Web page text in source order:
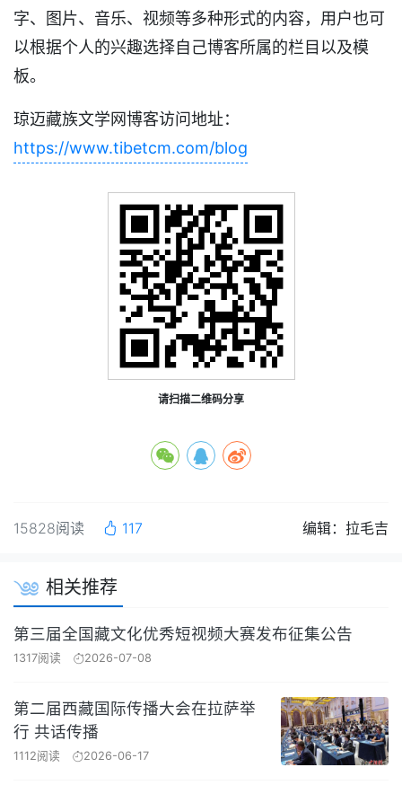
字、图片、音乐、视频等多种形式的内容，用户也可
以根据个人的兴趣选择自己博客所属的栏目以及模
板。
琼迈藏族文学网博客访问地址：
https://www.tibetcm.com/blog
请扫描二维码分享
15828阅读 117 编辑：拉毛吉
相关推荐
第三届全国藏文化优秀短视频大赛发布征集公告
1317阅读 2026-07-08
第二届西藏国际传播大会在拉萨举
行 共话传播
1112阅读 2026-06-17